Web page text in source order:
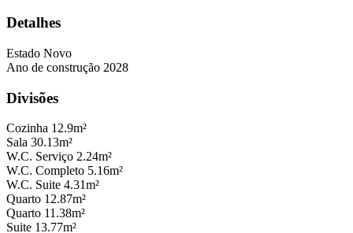
Detalhes
Estado Novo
Ano de construção 2028
Divisões
Cozinha 12.9m²
Sala 30.13m²
W.C. Serviço 2.24m²
W.C. Completo 5.16m²
W.C. Suite 4.31m²
Quarto 12.87m²
Quarto 11.38m²
Suite 13.77m²